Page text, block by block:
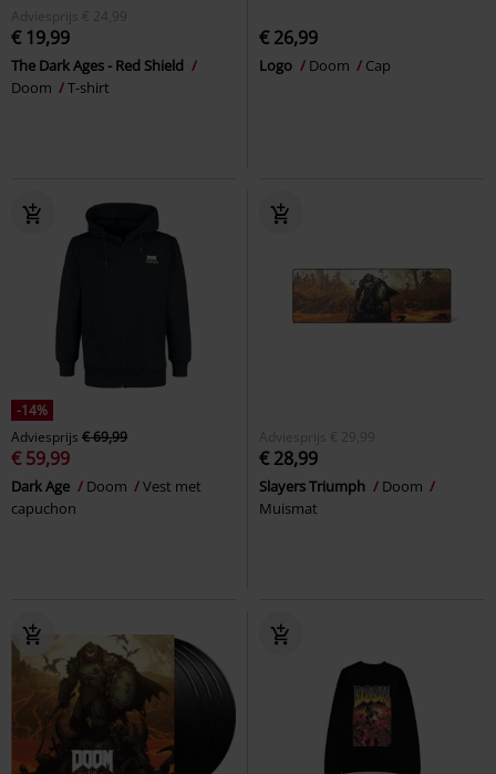
Adviesprijs € 24,99
€ 19,99
The Dark Ages - Red Shield
Doom
T-shirt
€ 26,99
Logo Doom Cap
-14%
Adviesprijs € 69,99
€ 59,99
Dark Age Doom
Vest met
capuchon
Adviesprijs € 29,99
€ 28,99
Slayers Triumph
Doom
Muismat